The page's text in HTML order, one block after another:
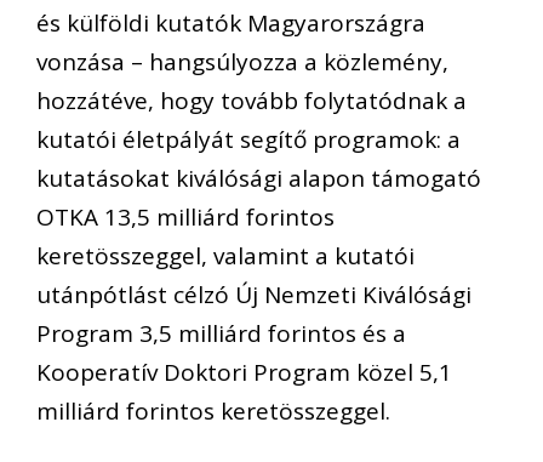
és külföldi kutatók Magyarországra
vonzása – hangsúlyozza a közlemény,
hozzátéve, hogy tovább folytatódnak a
kutatói életpályát segítő programok: a
kutatásokat kiválósági alapon támogató
OTKA 13,5 milliárd forintos
keretösszeggel, valamint a kutatói
utánpótlást célzó Új Nemzeti Kiválósági
Program 3,5 milliárd forintos és a
Kooperatív Doktori Program közel 5,1
milliárd forintos keretösszeggel.